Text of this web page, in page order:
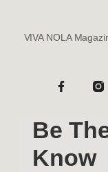
VIVA NOLA
Be
Know